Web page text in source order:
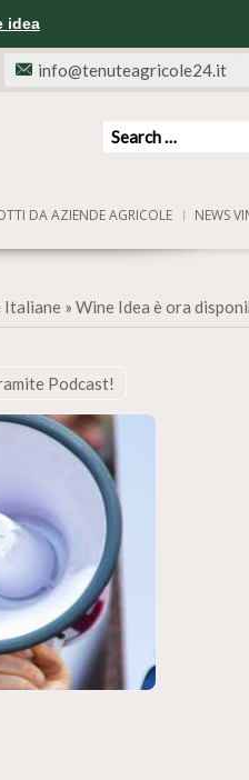
idea
info@tenuteagricole24.it
DA AZIENDE AGRICOLE NEWS
Italiane » Wine Idea è ora
Podcast!